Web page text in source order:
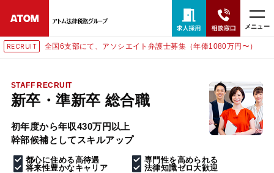
メニュー
全国6支部にて、アソシエイト弁護士募集（年俸1080万円〜）
STAFF RECRUIT
新卒・準新卒 総合職
初年度から年収430万円以上
幹部候補としてスキルアップ
都心に住める高待遇
専門性を高められる
将来性豊かなキャリア
法律知識ゼロ大歓迎
24時間365日全国対応
無料相談窓口はこちら
電話・LINE・メールで相談予約受付中
ホーム